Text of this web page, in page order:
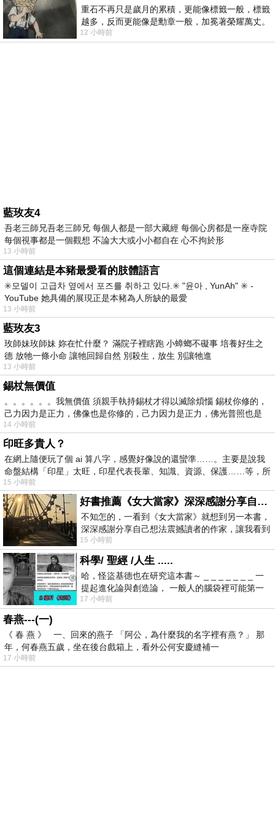
重石不再只是歲月的累積，更能像標籤一般，標籤
越多，反而更能像是勳章一般，加冕著榮耀萬丈。
習慣一如縱容，成了再難輕輕放下的罪證
12 小時前
藍玫友4
吾老三師兄吾老三師兄 每個人都是一部大藏經 每個心房都是一座寺院
每個視事都是一個觀想 不論大大或小小都自在 心不拘於形
13 小時前
這個連結是本豬最愛看的肢體語言
✳️모델이 고급차 옆에서 포즈를 취하고 있다.✳️ "윤아 , YunAh" ✳️ -
YouTube 她具備的展現正是本豬為人所缺的最愛
13 小時前
藍玫友3
玫師妹玫師妹 妳在忙什麼？ 滿院子裡瞎跑 小蟑螂不礙事 培養好生之
德 放牠一條小命 讓牠回歸自然 別殺生，放生 別讓牠進
13 小時前
錫杖無價值
。。。。。。我無價值 須親手執持錫杖才得以滅除煩惱 錫杖你修的，
己力因力是正力，佛像也是你修的，己力因力是正力，佛光普照也是
14 小時前
印旺多貴人？
在網上隨便玩了個 ai 算八字，感覺好像說的還蠻準……。主要是說我
命盤結構「印星」太旺，印星代表長輩、知識、資源、保護……等，所
15 小時前
好書推薦《女大當家》深深感謝分享自己想法震撼讀者的作家，讓我看到不同樣貌的家庭！
不知怎的，一看到《女大當家》就想到另一本書，
深深感謝分享自己想法震撼讀者的作家，讓我看到
不同樣貌的家庭！ 《女大
15 小時前
科學/ 聖經 /人生 .....
哈，怪盜基德也在研究這本書～ _ _ _ _ _ _ _ 一
提起進化論與創造論， 一般人的腦袋裡可能第一
時間就有「 進化論很科
17 小時前
春燕---(一)
《 春 燕 》 一、回來的燕子 「阿公，為什麼我的名字裡有燕？」 那
年，何春燕五歲，坐在後台戲箱上，看外公何安慶縫補一
17 小時前